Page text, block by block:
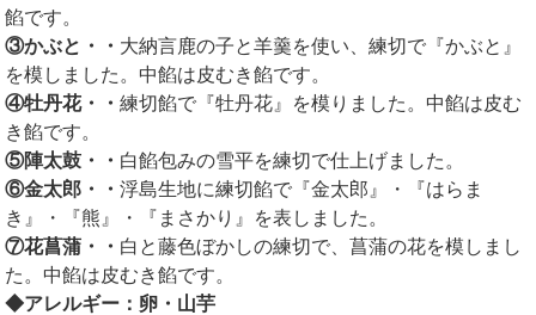
餡です。
③かぶと・・ 大納言鹿の子と羊羹を使い、練切で『かぶと』
を模しました。中餡は皮むき餡です。
④牡丹花・・練切餡で『牡丹花』を模りました。中餡は皮む
き餡です。
⑤陣太鼓・・ 白餡包みの雪平を練切で仕上げました。
⑥金太郎・・浮島生地に練切餡で『金太郎』・『はらま
き』・『熊』・『まさかり』を表しました。
⑦花菖蒲・・ 白と藤色ぼかしの練切で、菖蒲の花を模しまし
た。中餡は皮むき餡です。
◆アレルギー：卵・山芋